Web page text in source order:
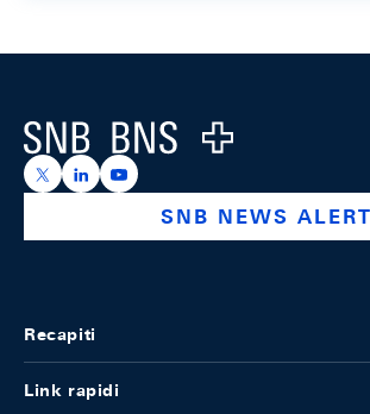
Logo
https://x.com/snb_bns
https://ch.linkedin.com/
https://www.youtube.com/
SNB NEWS ALERT
Recapiti
Link rapidi